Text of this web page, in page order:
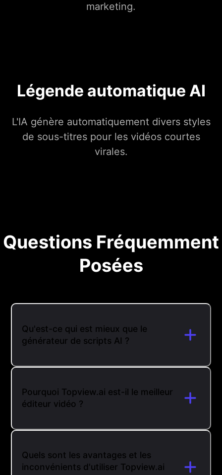
marketing.
Légende automatique AI
L'IA génère automatiquement divers styles
de sous-titres pour les vidéos courtes
virales.
Questions Fréquemment
Posées
Qu'est-ce qui est mieux que le
générateur de scripts AI ?
Pourquoi Topview.ai est-il le meilleur
éditeur vidéo ?
Quels sont les avantages et les
inconvénients d'utiliser Topview.ai